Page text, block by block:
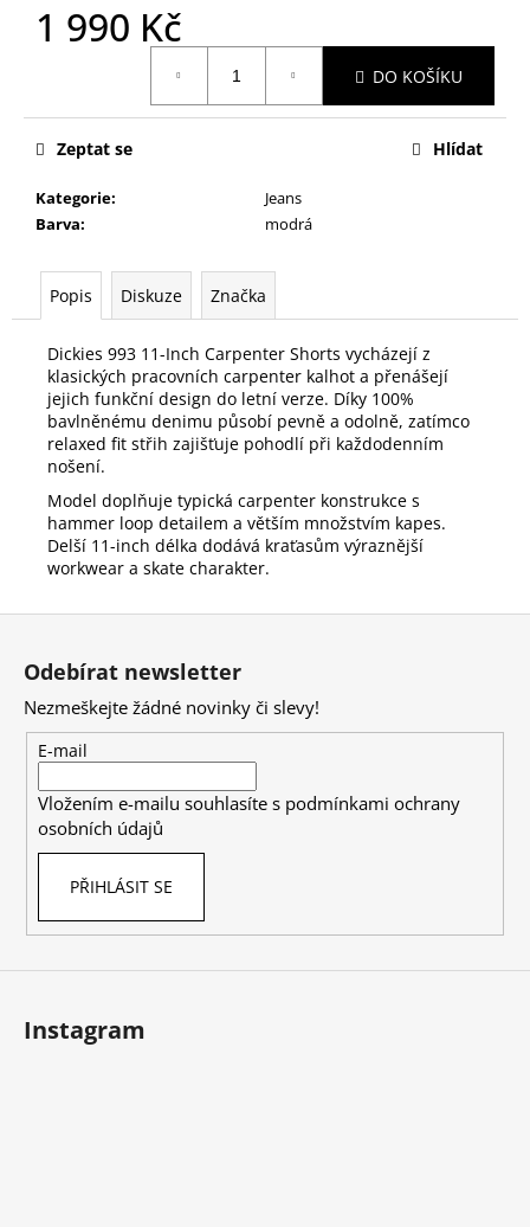
1 990 Kč
DO KOŠÍKU
Kategorie:
Jeans
Barva: modrá
Zeptat se Hlídat
Popis Diskuze Značka
Dickies 993 11-Inch Carpenter Shorts vycházejí z
klasických pracovních carpenter kalhot a přenášejí
jejich funkční design do letní verze. Díky 100%
bavlněnému denimu působí pevně a odolně, zatímco
relaxed fit střih zajišťuje pohodlí při každodenním
nošení.
Model doplňuje typická carpenter konstrukce s
hammer loop detailem a větším množstvím kapes.
Delší 11-inch délka dodává kraťasům výraznější
workwear a skate charakter.
Odebírat newsletter
Nezmeškejte žádné novinky či slevy!
E-mail
Vložením e-mailu souhlasíte s podmínkami ochrany
osobních údajů
PŘIHLÁSIT SE
Instagram